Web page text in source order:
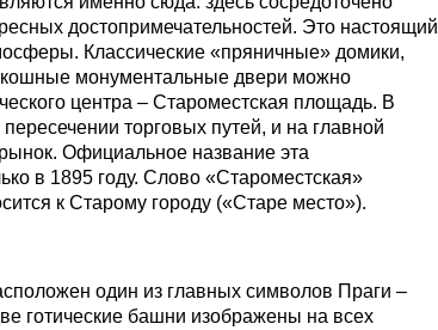
достопримечательностей. Это настоящий
Классические «пряничные» домики,
монументальные двери можно
центра – Староместская площадь. В
торговых путей, и на главной
Официальное название эта
в 1895 году. Слово «Староместская»
к Старому городу («Старе место»).
один из главных символов Праги –
готические башни изображены на всех